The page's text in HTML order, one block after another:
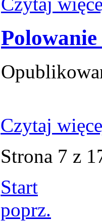
Czytaj
Strona 7 z
Start
poprz.